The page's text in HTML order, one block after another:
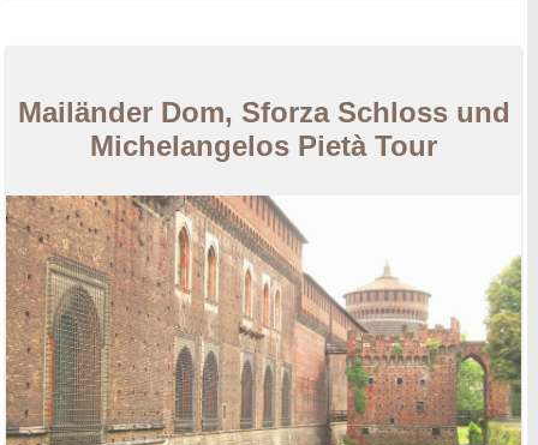
Mailänder Dom, Sforza Schloss und
Michelangelos Pietà Tour